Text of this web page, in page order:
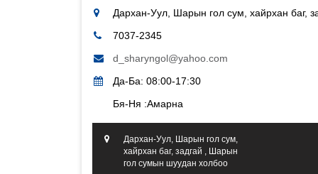
Дархан-Уул, Шарын гол сум, хайрхан баг,
7037-2345
d_sharyngol@yahoo.com
Да-Ба: 08:00-17:30
Бя-Ня :Амарна
Дархан-Уул, Шарын гол сум,
хайрхан баг, задгай , Шарын
гол сумын шуудан холбоо